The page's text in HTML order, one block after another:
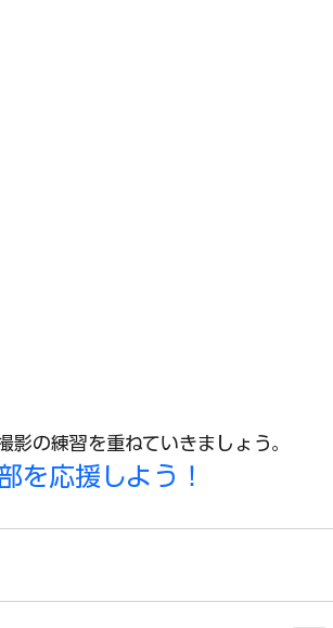
影の練習を重ねていきましょう。
を応援しよう！